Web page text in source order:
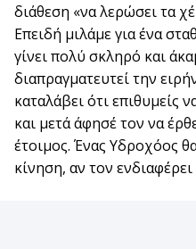
διάθεση «να λερώσει τα
Επειδή μιλάμε για ένα
γίνει πολύ σκληρό και
διαπραγματευτεί την
καταλάβει ότι επιθυμείς
και μετά άφησέ τον να
έτοιμος. Ένας Υδροχόος
κίνηση, αν τον